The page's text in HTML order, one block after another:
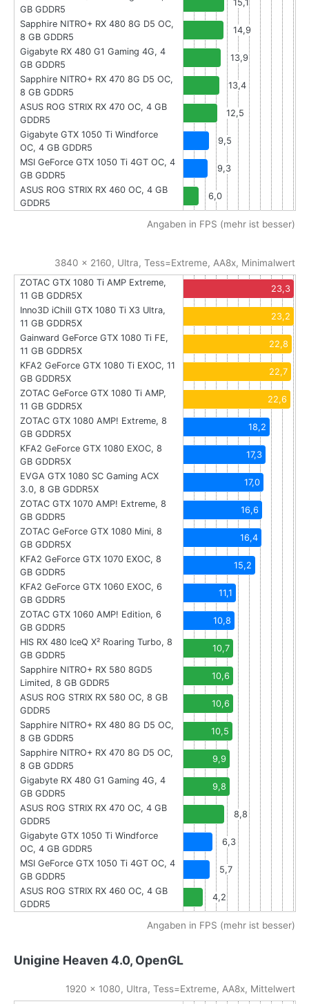
GB GDDR5
15,1
Sapphire NITRO+ RX 480 8G D5 OC,
8 GB GDDR5
14,9
Gigabyte RX 480 G1 Gaming 4G, 4
GB GDDR5
13,9
Sapphire NITRO+ RX 470 8G D5 OC,
8 GB GDDR5
13,4
ASUS ROG STRIX RX 470 OC, 4 GB
GDDR5
12,5
Gigabyte GTX 1050 Ti Windforce
OC, 4 GB GDDR5
9,5
MSI GeForce GTX 1050 Ti 4GT OC, 4
GB GDDR5
9,3
ASUS ROG STRIX RX 460 OC, 4 GB
GDDR5
6,0
Angaben in FPS (mehr ist besser)
3840 x 2160, Ultra, Tess=Extreme, AA8x, Minimalwert
ZOTAC GTX 1080 Ti AMP Extreme,
11 GB GDDR5X
23,3
Inno3D iChill GTX 1080 Ti X3 Ultra,
11 GB GDDR5X
23,2
Gainward GeForce GTX 1080 Ti FE,
11 GB GDDR5X
22,8
KFA2 GeForce GTX 1080 Ti EXOC, 11
GB GDDR5X
22,7
ZOTAC GeForce GTX 1080 Ti AMP,
11 GB GDDR5X
22,6
ZOTAC GTX 1080 AMP! Extreme, 8
GB GDDR5X
18,2
KFA2 GeForce GTX 1080 EXOC, 8
GB GDDR5X
17,3
EVGA GTX 1080 SC Gaming ACX
3.0, 8 GB GDDR5X
17,0
ZOTAC GTX 1070 AMP! Extreme, 8
GB GDDR5
16,6
ZOTAC GeForce GTX 1080 Mini, 8
GB GDDR5X
16,4
KFA2 GeForce GTX 1070 EXOC, 8
GB GDDR5
15,2
KFA2 GeForce GTX 1060 EXOC, 6
GB GDDR5
11,1
ZOTAC GTX 1060 AMP! Edition, 6
GB GDDR5
10,8
HIS RX 480 IceQ X² Roaring Turbo, 8
GB GDDR5
10,7
Sapphire NITRO+ RX 580 8GD5
Limited, 8 GB GDDR5
10,6
ASUS ROG STRIX RX 580 OC, 8 GB
GDDR5
10,6
Sapphire NITRO+ RX 480 8G D5 OC,
8 GB GDDR5
10,5
Sapphire NITRO+ RX 470 8G D5 OC,
8 GB GDDR5
9,9
Gigabyte RX 480 G1 Gaming 4G, 4
GB GDDR5
9,8
ASUS ROG STRIX RX 470 OC, 4 GB
GDDR5
8,8
Gigabyte GTX 1050 Ti Windforce
OC, 4 GB GDDR5
6,3
MSI GeForce GTX 1050 Ti 4GT OC, 4
GB GDDR5
5,7
ASUS ROG STRIX RX 460 OC, 4 GB
GDDR5
4,2
Angaben in FPS (mehr ist besser)
Unigine Heaven 4.0, OpenGL
1920 x 1080, Ultra, Tess=Extreme, AA8x, Mittelwert